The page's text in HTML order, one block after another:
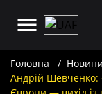
Головна Новини
Андрій Шевченко: